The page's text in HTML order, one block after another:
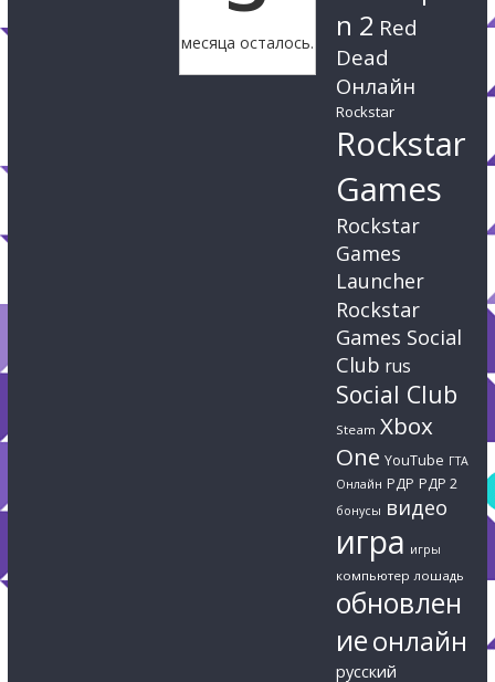
месяца осталось.
n 2 Red
Dead
Онлайн
Rockstar
Rockstar
Games
Rockstar
Games
Launcher
Rockstar
Games Social
Club rus
Social Club
Steam Xbox
One YouTube ГТА
Онлайн РДР РДР 2
бонусы видео
игра игры
компьютер лошадь
обновлен
иеонлайн
русский